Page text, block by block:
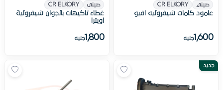
صيني CR ELKORY
عامود كامات شيفروليه افيو
1,600جنيه
صينى CR ELKORY
غطاء تاكيهات بالجوان شيفرولية
اوبترا
1,800جنيه
جديد